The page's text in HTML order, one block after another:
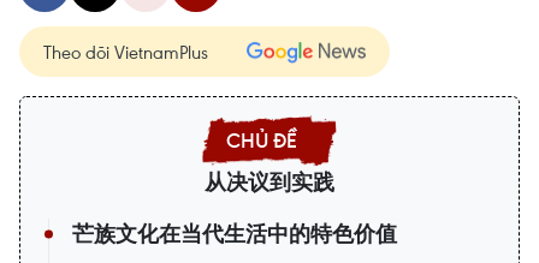
Theo dõi VietnamPlus
从决议到实践
芒族文化在当代生活中的特色价值